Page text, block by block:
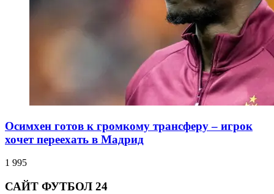
Осимхен готов к громкому трансферу – игрок
хочет переехать в Мадрид
1 995
САЙТ ФУТБОЛ 24